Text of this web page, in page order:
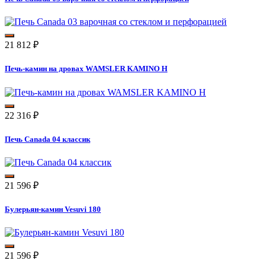
21 812 ₽
Печь-камин на дровах WAMSLER KAMINO H
22 316 ₽
Печь Canada 04 классик
21 596 ₽
Булерьян-камин Vesuvi 180
21 596 ₽